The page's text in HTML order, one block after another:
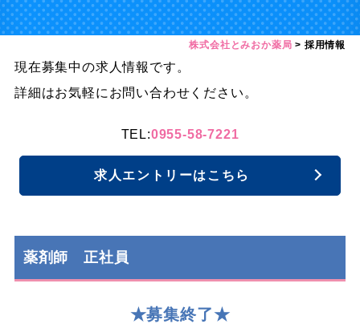
株式会社とみおか薬局 > 採用情報
現在募集中の求人情報です。
詳細はお気軽にお問い合わせください。
TEL:0955-58-7221
求人エントリーはこちら
薬剤師 正社員
★募集終了★